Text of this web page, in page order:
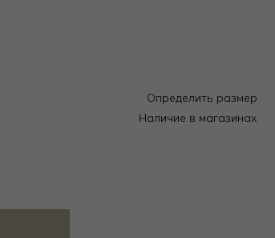
Определить размер
Наличие в магазинах